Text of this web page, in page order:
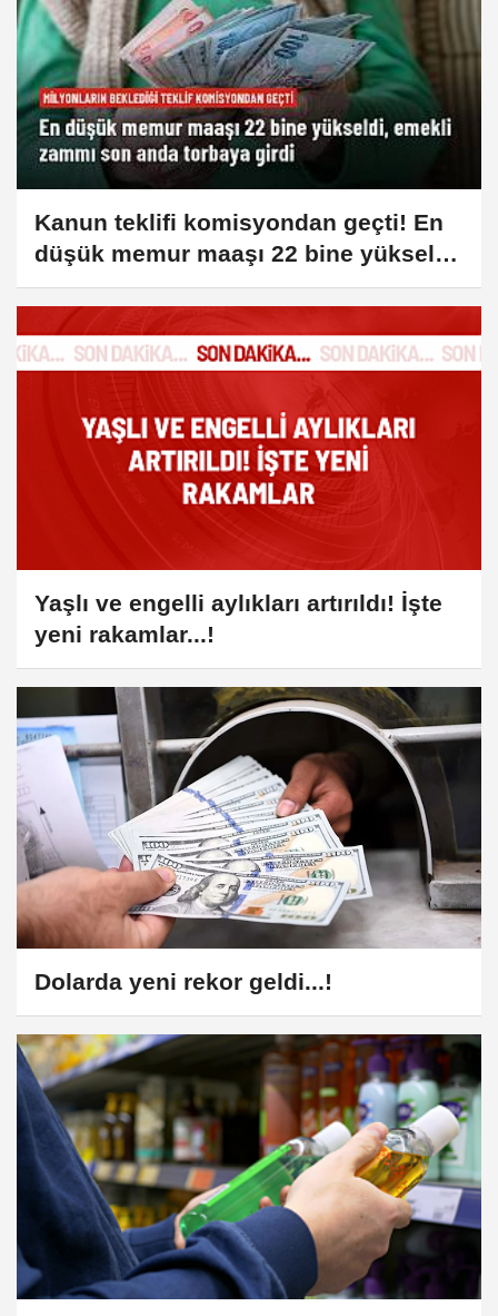
Kanun teklifi komisyondan geçti! En
düşük memur maaşı 22 bine yükseldi,
emekli zammı son anda torbaya girdi.
Yaşlı ve engelli aylıkları artırıldı! İşte
yeni rakamlar...!
Dolarda yeni rekor geldi...!